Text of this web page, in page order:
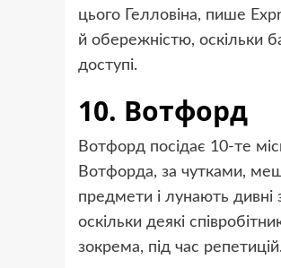
цього Гелловіна, пише
й обережністю, оскільки
доступі.
10. Вотфорд
Вотфорд посідає 10-те
Вотфорда, за чутками,
предмети і лунають
оскільки деякі
зокрема, під час репетицій.